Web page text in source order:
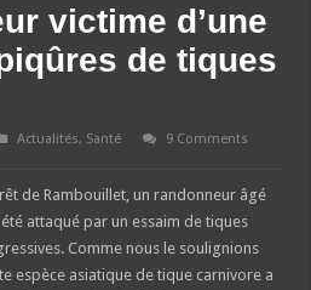
victime d’une
de tiques
Actualités, Santé
9 Comments
de Rambouillet, un randonneur âgé
été attaqué par un essaim de tiques
Comme nous le soulignions
espèce asiatique de tique carnivore a